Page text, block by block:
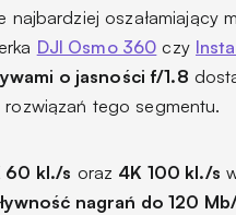
oszałamiający
DJI Osmo 360 czy
o jasności f/1.8
tego segmentu.
60 kl./s oraz 4K 100 kl./s
nagrań do 120